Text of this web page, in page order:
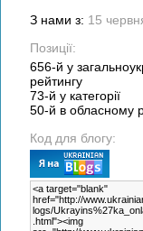
З нами з: 15
Позиції:
656-й у
рейтингу
73-й у категорії
50-й в обласному
Код для блогу: